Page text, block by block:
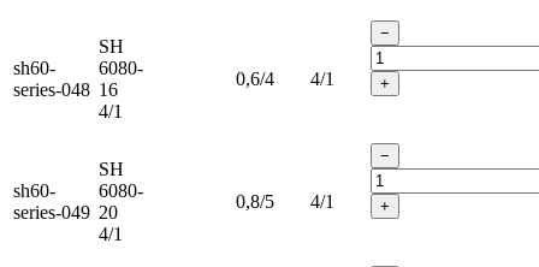
sh60-
series-048
SH
6080-
16
4/1
0,6/4 4/1
−
+
sh60-
series-049
SH
6080-
20
4/1
0,8/5 4/1
−
+